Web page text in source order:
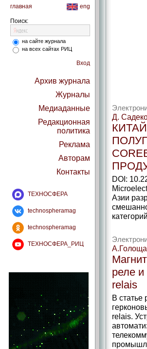
главная eng
Поиск:
на сайте журнала
на всех сайтах РИЦ
Вход
Архив журнала
Журналы
Медиаданные
Редакционная
политика
Реклама
Авторам
Контакты
ТЕХНОСФЕРА
technospheramag
technospheramag
ТЕХНОСФЕРА_РИЦ
Д.
DOI:
Азии
реле
relais
В статье
relais.